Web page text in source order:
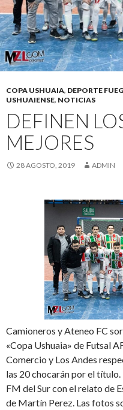
COPA USHUAIA, DEPORTE
USHUAIENSE, NOTICIAS
DEFINEN
MEJORES
28 AGOSTO, 2019 ADMIN
Camioneros y Ateneo FC
«Copa Ushuaia» de Futsal
Comercio y Los Andes
las 20 chocarán por el
FM del Sur con el relato de
de Martín Perez. Las fotos